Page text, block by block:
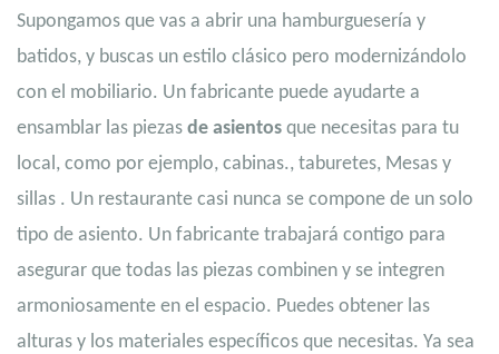
Supongamos que vas a abrir una hamburguesería y
batidos, y buscas un estilo clásico pero modernizándolo
con el mobiliario. Un fabricante puede ayudarte a
ensamblar las piezas de asientos que necesitas para tu
local, como por ejemplo, cabinas., taburetes, Mesas y
sillas . Un restaurante casi nunca se compone de un solo
tipo de asiento. Un fabricante trabajará contigo para
asegurar que todas las piezas combinen y se integren
armoniosamente en el espacio. Puedes obtener las
alturas y los materiales específicos que necesitas. Ya sea